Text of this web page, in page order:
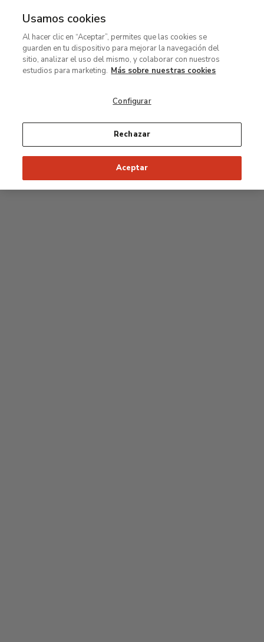
MENÚ
contenido
principal
Usamos cookies
Al hacer clic en “Aceptar”, permites que las cookies se
guarden en tu dispositivo para mejorar la navegación del
sitio, analizar el uso del mismo, y colaborar con nuestros
estudios para marketing. Más sobre nuestras cookies
Configurar
Rechazar
Aceptar